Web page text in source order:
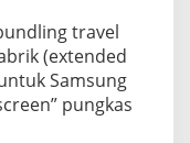
travel
(extended
Samsung
pungkas